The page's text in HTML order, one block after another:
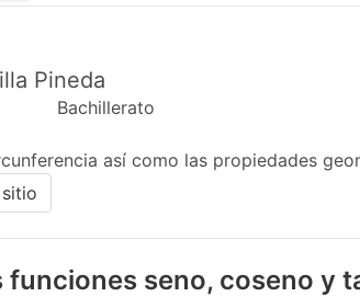
Pineda
Bachillerato
así como las propiedades
seno, coseno y